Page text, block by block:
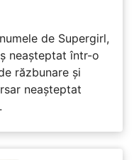
de Supergirl,
neașteptat într-o
răzbunare și
neașteptat